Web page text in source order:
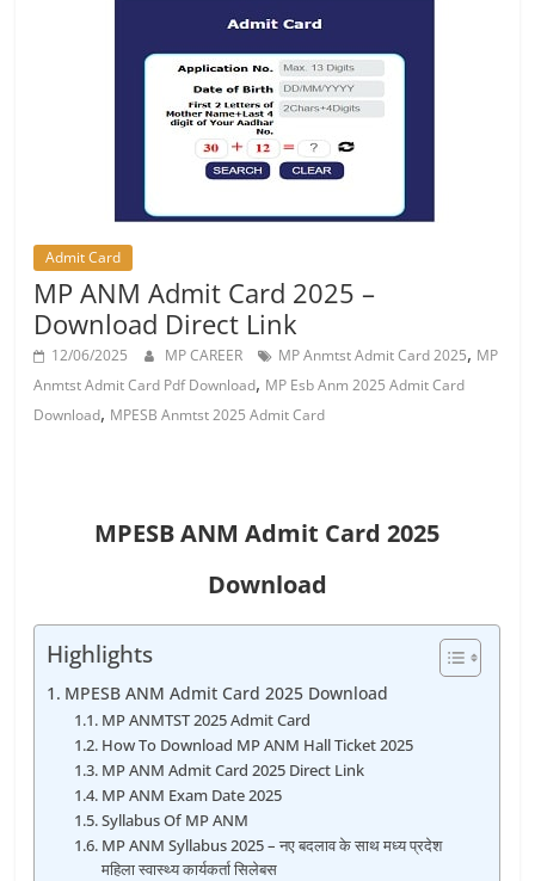
Admit Card
MP ANM Admit Card 2025 –
Download Direct Link
12/06/2025 MP CAREER MP Anmtst Admit Card 2025, MP
Anmtst Admit Card Pdf Download, MP Esb Anm 2025 Admit Card
Download, MPESB Anmtst 2025 Admit Card
MPESB ANM Admit Card 2025
Download
Highlights
MPESB ANM Admit Card 2025 Download
MP ANMTST 2025 Admit Card
How To Download MP ANM Hall Ticket 2025
MP ANM Admit Card 2025 Direct Link
MP ANM Exam Date 2025
Syllabus Of MP ANM
MP ANM Syllabus 2025 – नए बदलाव के साथ मध्य प्रदेश
महिला स्वास्थ्य कार्यकर्ता सिलेबस